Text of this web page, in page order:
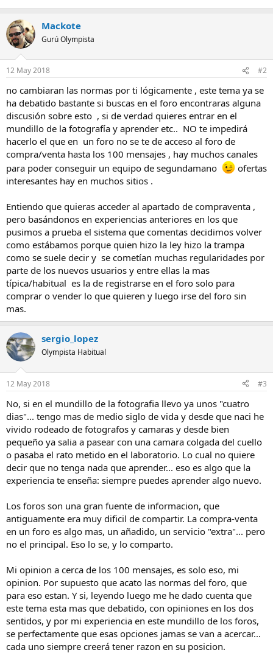
Mackote
Gurú Olympista
12 May 2018 #2
no cambiaran las normas por ti lógicamente , este tema ya se
ha debatido bastante si buscas en el foro encontraras alguna
discusión sobre esto , si de verdad quieres entrar en el
mundillo de la fotografía y aprender etc.. NO te impedirá
hacerlo el que en un foro no se te de acceso al foro de
compra/venta hasta los 100 mensajes , hay muchos canales
para poder conseguir un equipo de segundamano
ofertas
interesantes hay en muchos sitios .
Entiendo que quieras acceder al apartado de compraventa ,
pero basándonos en experiencias anteriores en los que
pusimos a prueba el sistema que comentas decidimos volver
como estábamos porque quien hizo la ley hizo la trampa
como se suele decir y se cometían muchas regularidades por
parte de los nuevos usuarios y entre ellas la mas
típica/habitual es la de registrarse en el foro solo para
comprar o vender lo que quieren y luego irse del foro sin
mas.
sergio_lopez
Olympista Habitual
12 May 2018 #3
No, si en el mundillo de la fotografia llevo ya unos "cuatro
dias"... tengo mas de medio siglo de vida y desde que naci he
vivido rodeado de fotografos y camaras y desde bien
pequeño ya salia a pasear con una camara colgada del cuello
o pasaba el rato metido en el laboratorio. Lo cual no quiere
decir que no tenga nada que aprender... eso es algo que la
experiencia te enseña: siempre puedes aprender algo nuevo.
Los foros son una gran fuente de informacion, que
antiguamente era muy dificil de compartir. La compra-venta
en un foro es algo mas, un añadido, un servicio "extra"... pero
no el principal. Eso lo se, y lo comparto.
Mi opinion a cerca de los 100 mensajes, es solo eso, mi
opinion. Por supuesto que acato las normas del foro, que
para eso estan. Y si, leyendo luego me he dado cuenta que
este tema esta mas que debatido, con opiniones en los dos
sentidos, y por mi experiencia en este mundillo de los foros,
se perfectamente que esas opciones jamas se van a acercar...
cada uno siempre creerá tener razon en su posicion.